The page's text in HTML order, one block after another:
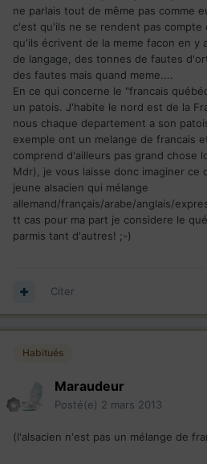
ne parlais tout de même pas comme
c'est qu'ils ne se rendent pas
qu'ils écrivent de la meme facon en y
de langage, des tonnes de fautes
des fautes mais quand meme....
En ce qui concerne le "francais
un patois. J'habite le nord est de la
nous chaque departement a son
exemple ont un melange de francais
comprend d'ailleurs pas grand chose
Mdr), je vous laisse donc imaginer ce
jeune alsacien qui mélange
allemand/français/arabe/anglais/
tt cas pour ma part je considere le
parmis tant d'autres! ;-)
Citer
Habitués
Maraudeur
Posté(e) 2 mars 2013
(l'alsacien n'est pas un mélange de